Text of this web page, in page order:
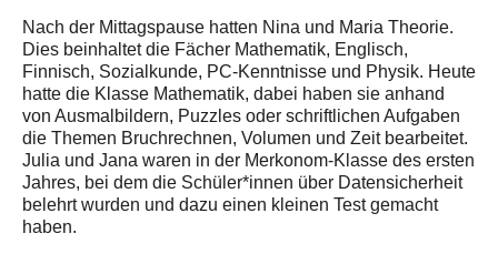
Nach der Mittagspause hatten Nina und Maria Theorie.
Dies beinhaltet die Fächer Mathematik, Englisch,
Finnisch, Sozialkunde, PC-Kenntnisse und Physik. Heute
hatte die Klasse Mathematik, dabei haben sie anhand
von Ausmalbildern, Puzzles oder schriftlichen Aufgaben
die Themen Bruchrechnen, Volumen und Zeit bearbeitet.
Julia und Jana waren in der Merkonom-Klasse des ersten
Jahres, bei dem die Schüler*innen über Datensicherheit
belehrt wurden und dazu einen kleinen Test gemacht
haben.